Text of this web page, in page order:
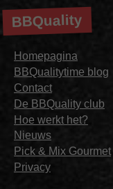
BBQuality
Homepagina
BBQualitytime blog
Contact
De BBQuality club
Hoe werkt het?
Nieuws
Pick & Mix Gourmet
Privacy